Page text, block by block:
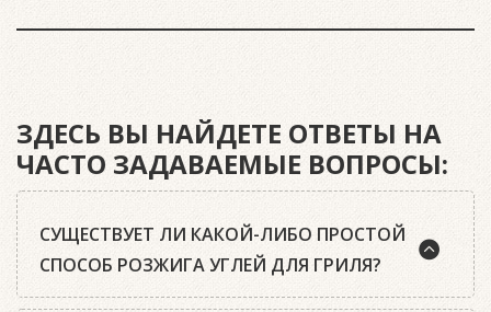
ЗДЕСЬ ВЫ НАЙДЕТЕ ОТВЕТЫ НА
ЧАСТО ЗАДАВАЕМЫЕ ВОПРОСЫ:
СУЩЕСТВУЕТ ЛИ КАКОЙ-ЛИБО ПРОСТОЙ
СПОСОБ РОЗЖИГА УГЛЕЙ ДЛЯ ГРИЛЯ?